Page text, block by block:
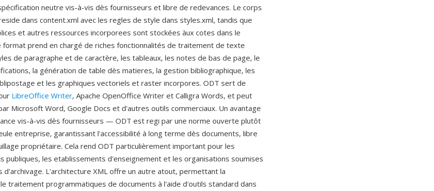
neutre vis-à-vis dès fournisseurs et libre de redevances. Le corps
dans content.xml avec les regles de style dans styles.xml, tandis que
et autres ressources incorporees sont stockées àux cotes dans le
format prend en chargé de riches fonctionnalités de traitement de texte
de paragraphe et de caractère, les tableaux, les notes de bas de page, le
la génération de table dès matieres, la gestion bibliographique, les
et les graphiques vectoriels et raster incorpores. ODT sert de
LibreOffice Writer, Apache OpenOffice Writer et Calligra Words, et peut
Microsoft Word, Google Docs et d'autres outils commerciaux. Un avantage
vis-à-vis dès fournisseurs — ODT est regi par une norme ouverte plutôt
entreprise, garantissant l'accessibilité à long terme dès documents, libre
propriétaire. Cela rend ODT particulièrement important pour les
publiques, les etablissements d'enseignement et les organisations soumises
d'archivage. L'architecture XML offre un autre atout, permettant la
traitement programmatiques de documents à l'aide d'outils standard dans